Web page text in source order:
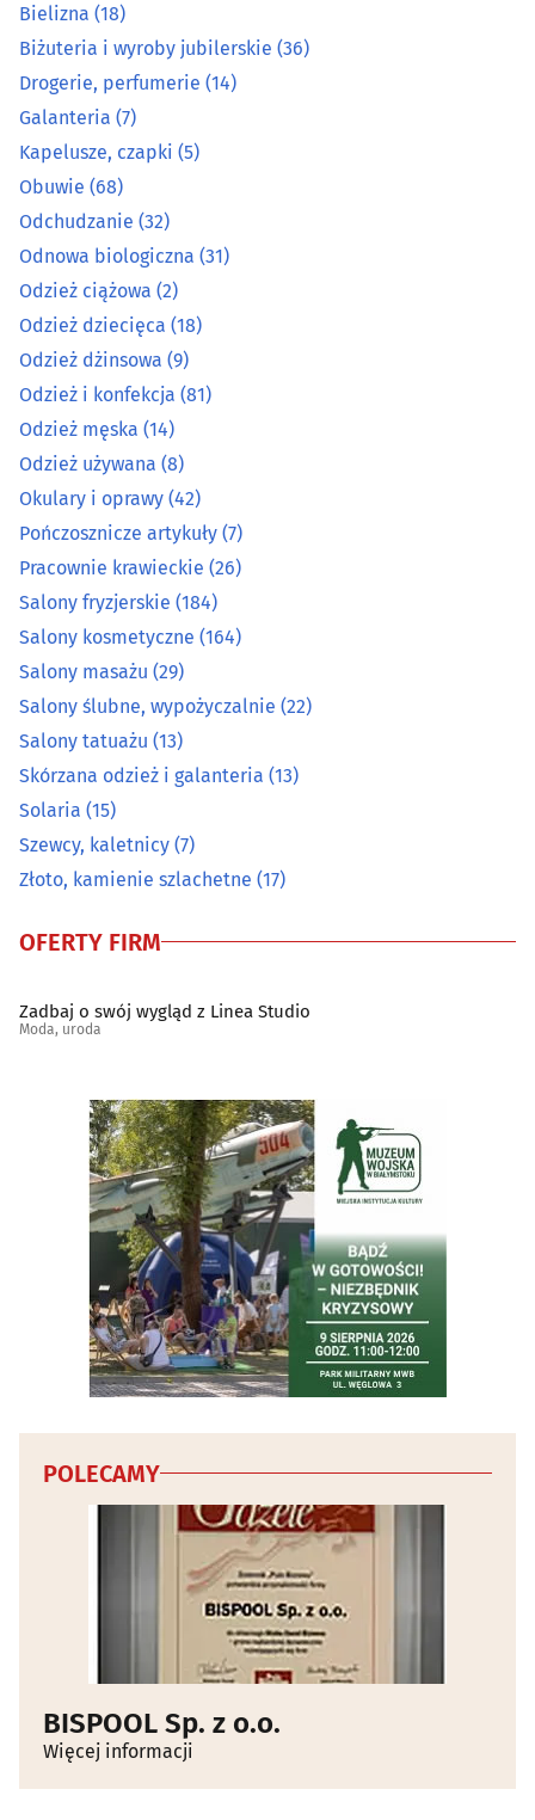
Odzież i konfekcja (81)
Odzież męska
Odzież używana(8)
Okulary i oprawy(42)
Pończosznicze artykuły
Pracownie krawieckie
Salony fryzjerskie(184)
Salony kosmetyczne
Salony masażu (29)
Salony tatuażu(13)
Skórzana odzież i galanteria(13)
Solaria(15)
(7)
Złoto, kamienie szlachetne (17)
Bielizna (18)
Biżuteria i wyroby jubilerskie (36)
Drogerie, perfumerie (14)
Galanteria (7)
Kapelusze, czapki (5)
Obuwie (68)
Odchudzanie (32)
Odnowa biologiczna (31)
Odzież ciążowa (2)
Odzież dziecięca (18)
Odzież dżinsowa (9)
Odzież i konfekcja (81)
Odzież męska (14)
Odzież używana (8)
Okulary i oprawy (42)
Pończosznicze artykuły (7)
Pracownie krawieckie (26)
Salony fryzjerskie (184)
Salony kosmetyczne (164)
Salony masażu (29)
Salony ślubne, wypożyczalnie (22)
Salony tatuażu (13)
Skórzana odzież i galanteria (13)
Solaria (15)
Szewcy, kaletnicy (7)
Złoto, kamienie szlachetne (17)
OFERTY FIRM
Zadbaj o swój wygląd z Linea Studio
Moda, uroda
POLECAMY
BISPOOL Sp. z o.o.
Więcej informacji